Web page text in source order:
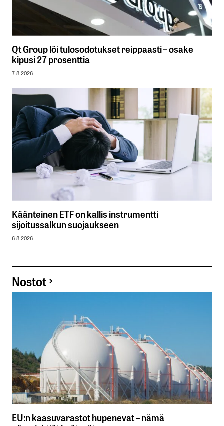
Qt Group löi tulosodotukset reippaasti – osake
kipusi 27 prosenttia
7.8.2026
Käänteinen ETF on kallis instrumentti
sijoitussalkun suojaukseen
6.8.2026
Nostot
EU:n kaasuvarastot hupenevat – nämä